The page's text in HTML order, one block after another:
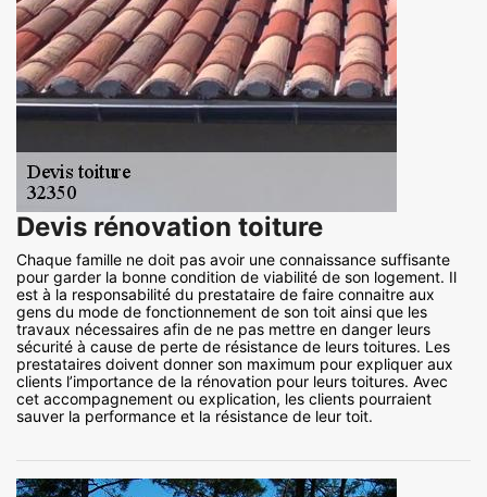
Devis rénovation toiture
Chaque famille ne doit pas avoir une connaissance suffisante
pour garder la bonne condition de viabilité de son logement. Il
est à la responsabilité du prestataire de faire connaitre aux
gens du mode de fonctionnement de son toit ainsi que les
travaux nécessaires afin de ne pas mettre en danger leurs
sécurité à cause de perte de résistance de leurs toitures. Les
prestataires doivent donner son maximum pour expliquer aux
clients l’importance de la rénovation pour leurs toitures. Avec
cet accompagnement ou explication, les clients pourraient
sauver la performance et la résistance de leur toit.